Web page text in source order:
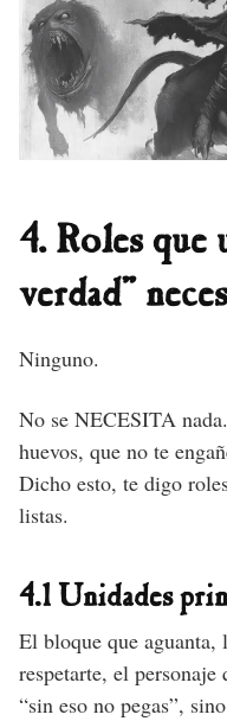
4. Roles que
verdad”
Ninguno.
No se NECESITA
huevos, que no te
Dicho esto, te digo
listas.
4.1 Unidades
El bloque que
respetarte, el
“sin eso no pegas”,